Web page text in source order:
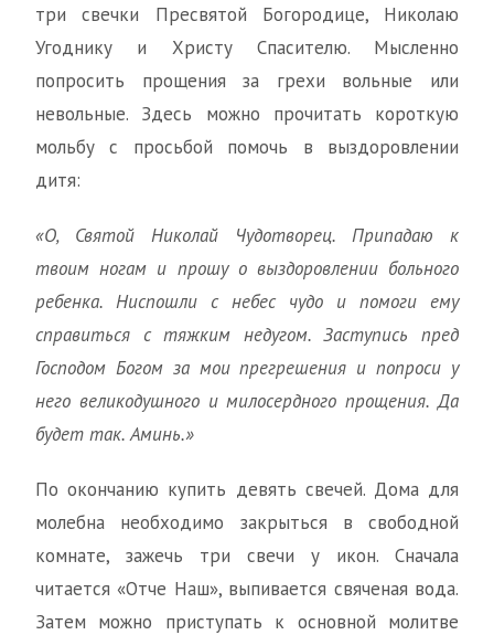
три свечки Пресвятой Богородице, Николаю
Угоднику и Христу Спасителю. Мысленно
попросить прощения за грехи вольные или
невольные. Здесь можно прочитать короткую
мольбу с просьбой помочь в выздоровлении
дитя:
«О, Святой Николай Чудотворец. Припадаю к
твоим ногам и прошу о выздоровлении больного
ребенка. Ниспошли с небес чудо и помоги ему
справиться с тяжким недугом. Заступись пред
Господом Богом за мои прегрешения и попроси у
него великодушного и милосердного прощения. Да
будет так. Аминь.»
По окончанию купить девять свечей. Дома для
молебна необходимо закрыться в свободной
комнате, зажечь три свечи у икон. Сначала
читается «Отче Наш», выпивается свяченая вода.
Затем можно приступать к основной молитве